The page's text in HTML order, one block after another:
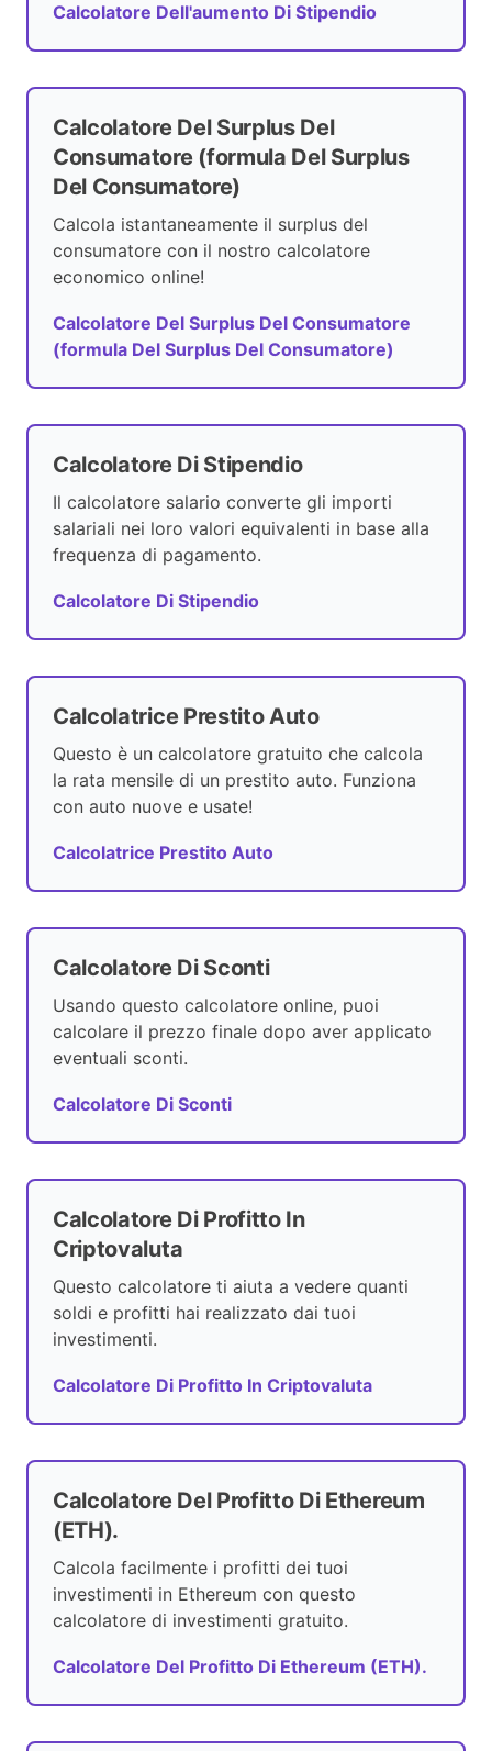
Calcolatore Dell'aumento Di Stipendio
Calcolatore Del Surplus Del
Consumatore (formula Del Surplus
Del Consumatore)
Calcola istantaneamente il surplus del
consumatore con il nostro calcolatore
economico online!
Calcolatore Del Surplus Del Consumatore
(formula Del Surplus Del Consumatore)
Calcolatore Di Stipendio
Il calcolatore salario converte gli importi
salariali nei loro valori equivalenti in base alla
frequenza di pagamento.
Calcolatore Di Stipendio
Calcolatrice Prestito Auto
Questo è un calcolatore gratuito che calcola
la rata mensile di un prestito auto. Funziona
con auto nuove e usate!
Calcolatrice Prestito Auto
Calcolatore Di Sconti
Usando questo calcolatore online, puoi
calcolare il prezzo finale dopo aver applicato
eventuali sconti.
Calcolatore Di Sconti
Calcolatore Di Profitto In
Criptovaluta
Questo calcolatore ti aiuta a vedere quanti
soldi e profitti hai realizzato dai tuoi
investimenti.
Calcolatore Di Profitto In Criptovaluta
Calcolatore Del Profitto Di Ethereum
(ETH).
Calcola facilmente i profitti dei tuoi
investimenti in Ethereum con questo
calcolatore di investimenti gratuito.
Calcolatore Del Profitto Di Ethereum (ETH).